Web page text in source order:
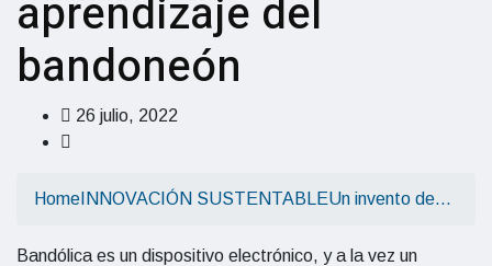
aprendizaje del
bandoneón
26 julio, 2022
Home INNOVACIÓN SUSTENTABLEUn invento de…
Bandólica es un dispositivo electrónico, y a la vez un